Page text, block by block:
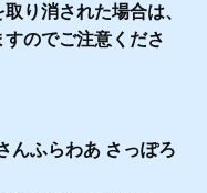
り消された場合は、
のでご注意くださ
ふらわあ さっぽろ